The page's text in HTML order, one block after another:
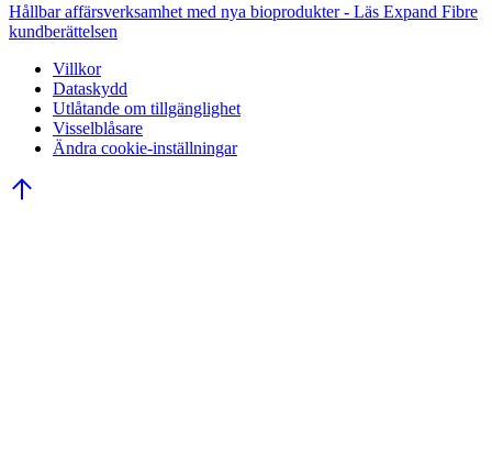
Hållbar affärsverksamhet med nya bioprodukter - Läs Expand Fibre
kundberättelsen
Villkor
Dataskydd
Utlåtande om tillgänglighet
Visselblåsare
Ändra cookie-inställningar